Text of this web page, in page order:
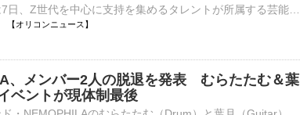
オリコンニュース】
、メンバー2人の脱退を発表 むらたたむ＆葉
ベントが現体制最後